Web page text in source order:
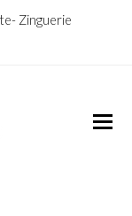
Zinguerie